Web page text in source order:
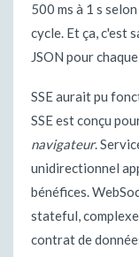
500 ms à 1 s
cycle. Et ça, c'est
JSON pour
SSE aurait pu
SSE est conçu
navigateur.
unidirectionnel
bénéfices.
stateful,
contrat de